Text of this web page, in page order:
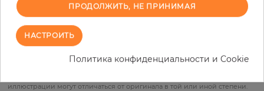
В КОРЗИНУ
ЗАКАЗАТЬ ОБРАЗЕЦ
иллюстрации могут отличаться от оригинала в той или иной степени.
ПРОДОЛЖИТЬ, НЕ ПРИНИМАЯ
НАСТРОИТЬ
Политика конфиденциальности и Cookie